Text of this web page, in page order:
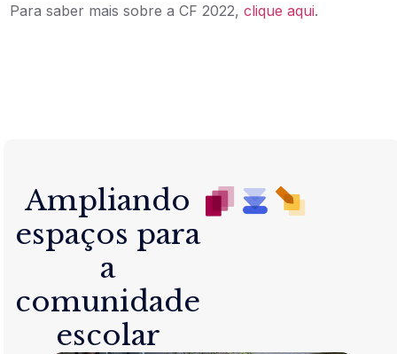
Para saber mais sobre a CF 2022,clique aqui.
Ampliando
espaços para
a
comunidade
escolar